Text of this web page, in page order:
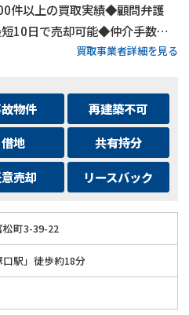
件以上の買取実績◆顧問弁護
10日で売却可能◆仲介手数
撤去費用も無料◆リースバック
料
買取事業者詳細を見る
物件
再建築不可
借地
共有持分
売却 リースバック
町3-39-22
駅」徒歩約18分